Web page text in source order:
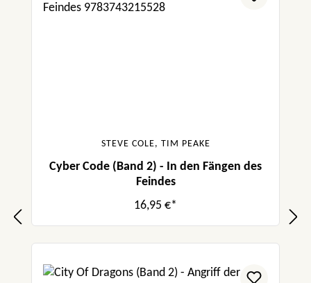
STEVE COLE, TIM PEAKE
Cyber Code (Band 2) - In den Fängen des
Feindes
16,95 €*